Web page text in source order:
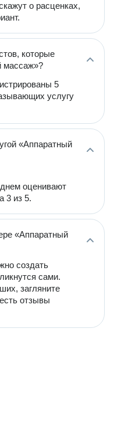
о расценках,
которые
массаж»?
5
услугу
«Аппаратный
оценивают
3 из 5.
«Аппаратный
создать
сами.
загляните
отзывы